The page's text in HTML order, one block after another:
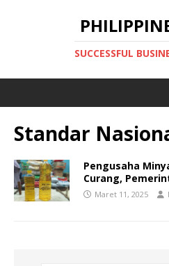
SUCCESSFUL
Standar
Pengusaha
Curang,
Maret 11, 2025